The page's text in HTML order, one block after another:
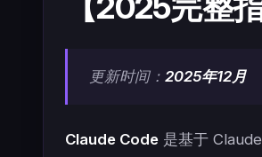
更新时间： 2025年12月
Claude Code 是基于